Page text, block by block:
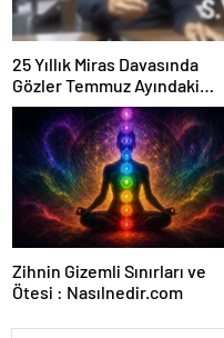
25 Yıllık Miras Davasında
Gözler Temmuz Ayındaki
Karar Duruşmasına Çevrildi
Zihnin Gizemli Sınırları ve
Ötesi : Nasılnedir.com